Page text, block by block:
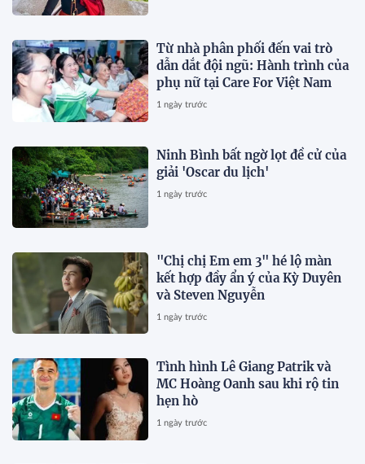
Từ nhà phân phối đến vai trò
dẫn dắt đội ngũ: Hành trình của
phụ nữ tại Care For Việt Nam
1 ngày trước
Ninh Bình bất ngờ lọt đề cử của
giải 'Oscar du lịch'
1 ngày trước
"Chị chị Em em 3" hé lộ màn
kết hợp đầy ẩn ý của Kỳ Duyên
và Steven Nguyễn
1 ngày trước
Tình hình Lê Giang Patrik và
MC Hoàng Oanh sau khi rộ tin
hẹn hò
1 ngày trước